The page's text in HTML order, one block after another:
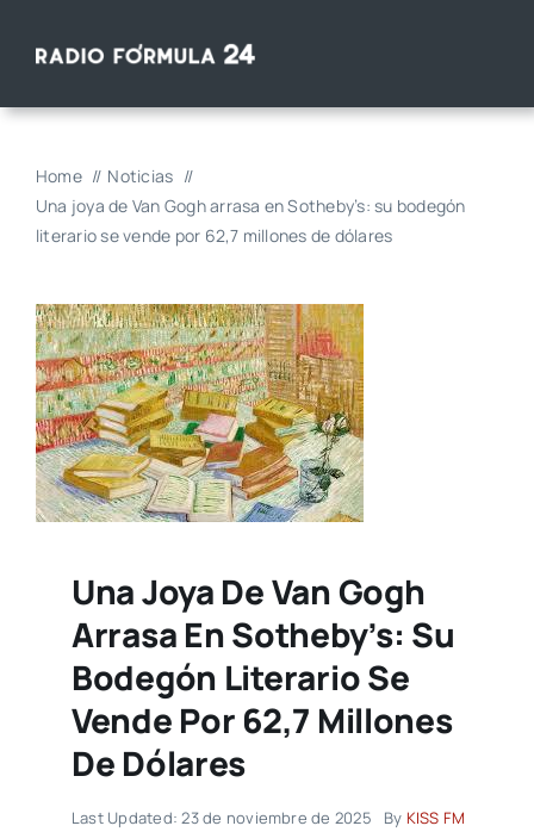
Home
Noticias
Una joya de Van Gogh arrasa en Sotheby’s: su bodegón
literario se vende por 62,7 millones de dólares
Una Joya De Van Gogh
Arrasa En Sotheby’s: Su
Bodegón Literario Se
Vende Por 62,7 Millones
De Dólares
Last Updated: 23 de noviembre de 2025 By KISS FM